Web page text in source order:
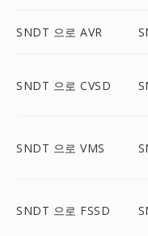
SNDT 으로 AVR
SNDT 으로 CVSD
SNDT 으로 VMS
SNDT 으로 FSSD